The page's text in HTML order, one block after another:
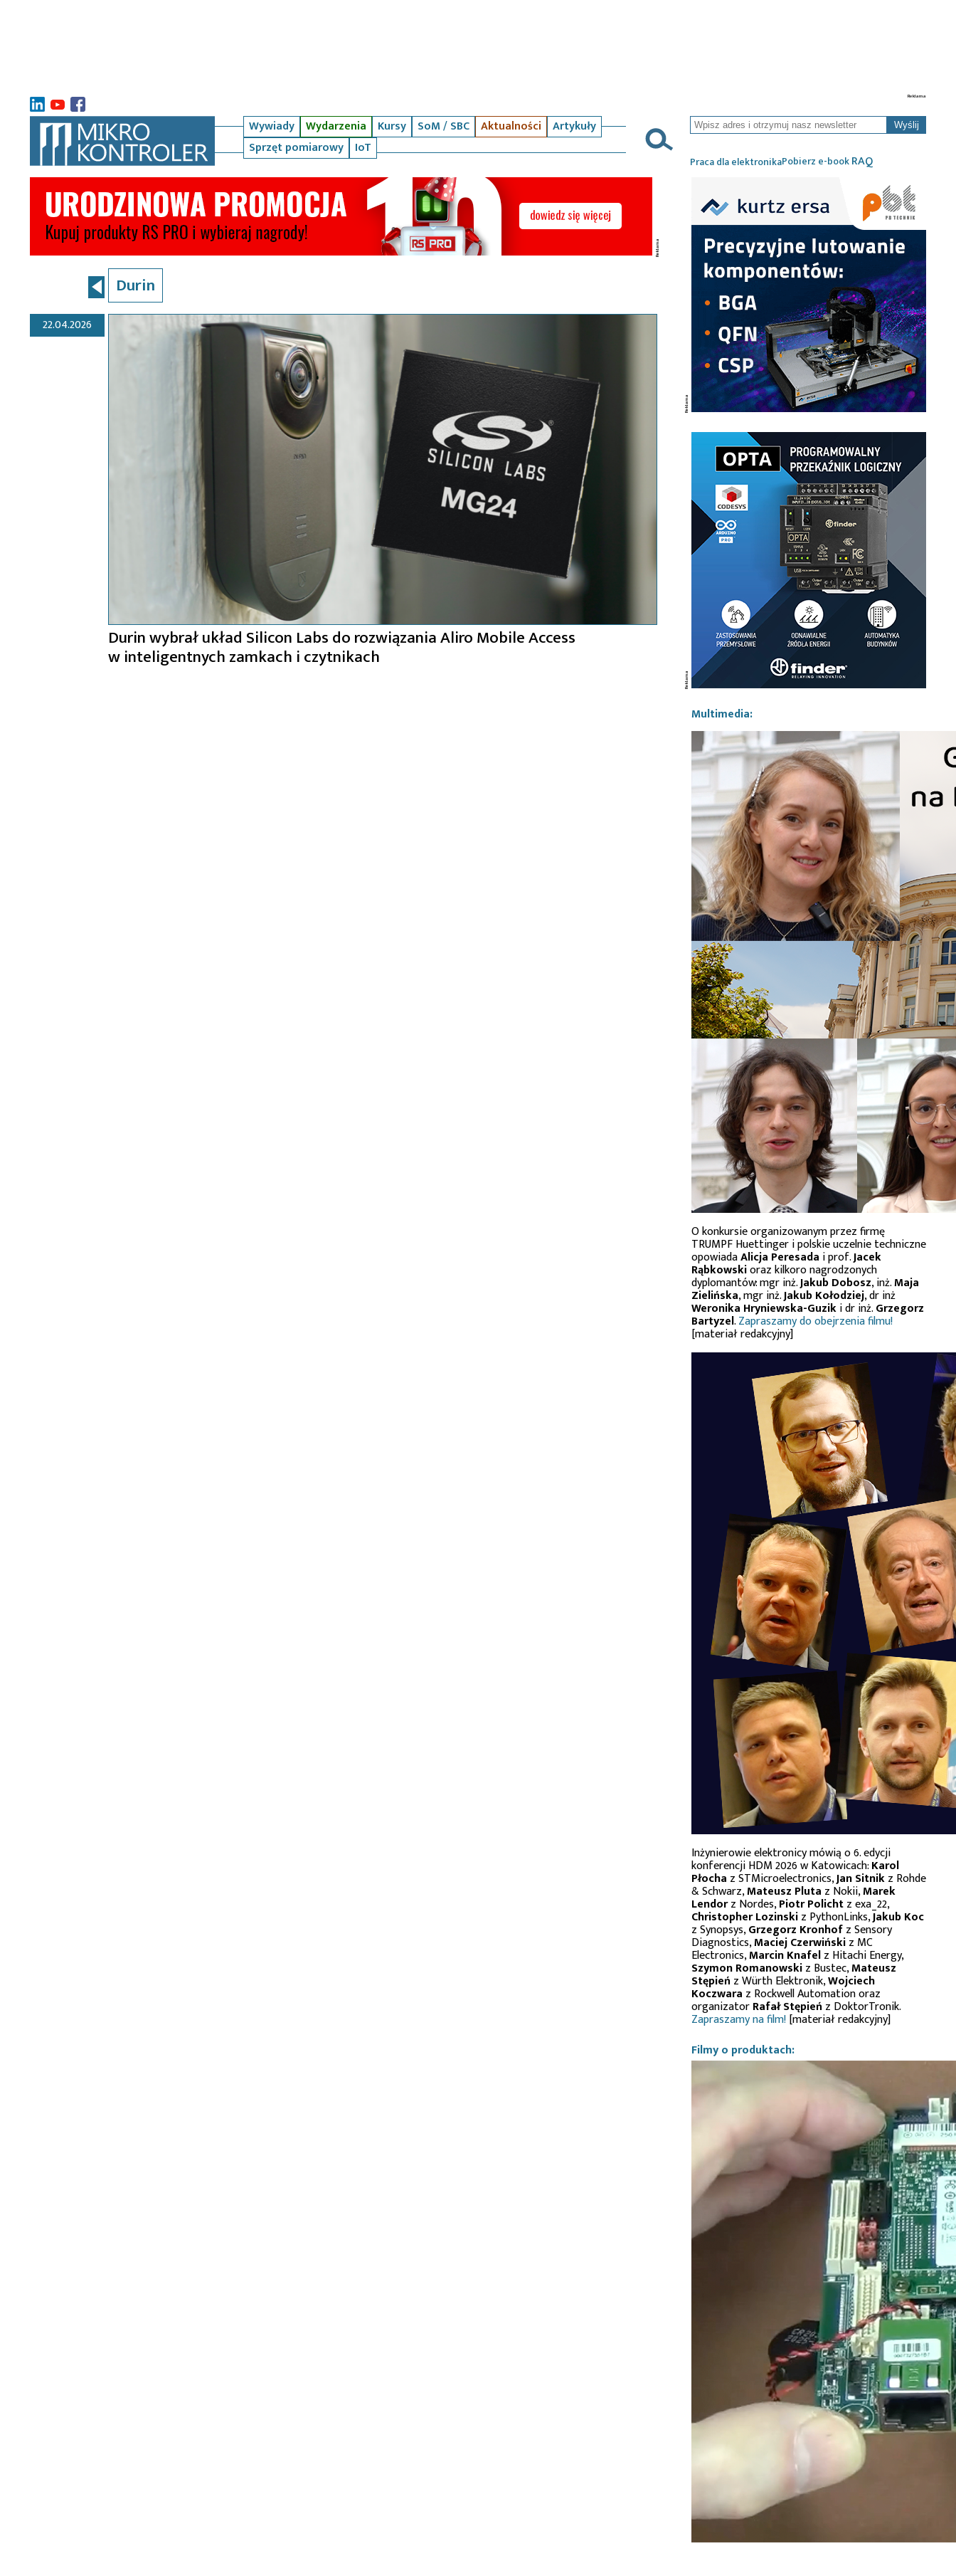
Wywiady Wydarzenia Kursy SoM / SBC Aktualności
Artykuły
Sprzęt pomiarowy
IoT
Wyślij
Praca dla elektronikaPobierz e-bookRAQ
Durin
22.04.2026
Durin wybrał układ Silicon Labs do rozwiązania Aliro Mobile Access
w inteligentnych zamkach i czytnikach
Multimedia:
O konkursie organizowanym przez firmę
TRUMPF Huettinger i polskie uczelnie techniczne
opowiadaAlicja Peresada i prof.Jacek
Rąbkowskioraz kilkoro nagrodzonych
dyplomantów: mgr inż.Jakub Dobosz, inż.Maja
Zielińska, mgr inż.Jakub Kołodziej, dr inż
Weronika Hryniewska-Guziki dr inż.Grzegorz
Bartyzel.Zapraszamy do obejrzenia filmu!
[materiał redakcyjny]
Inżynierowie elektronicy mówią o 6. edycji
konferencji HDM 2026 w Katowicach:Karol
Płocha z STMicroelectronics,Jan Sitnikz Rohde
& Schwarz,Mateusz Pluta z Nokii,Marek
Lendorz Nordes,Piotr Polichtz exa_22,
Christopher Lozinskiz PythonLinks,Jakub Koc
z Synopsys,Grzegorz Kronhofz Sensory
Diagnostics,Maciej Czerwińskiz MC
Electronics,Marcin Knafelz Hitachi Energy,
Szymon Romanowskiz Bustec,Mateusz
Stępień z Würth Elektronik,Wojciech
Koczwara z Rockwell Automation oraz
organizatorRafał Stępień z DoktorTronik.
Zapraszamy na film![materiał redakcyjny]
Filmy o produktach: